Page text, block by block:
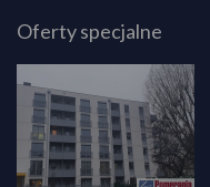
Oferty specjalne